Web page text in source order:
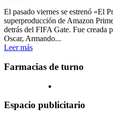
El pasado viernes se estrenó «El
superproducción de Amazon
detrás del FIFA Gate. Fue creada
Oscar, Armando...
Leer más
Farmacias de turno
Espacio publicitario